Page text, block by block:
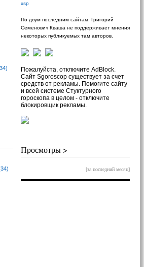
xsp
По двум последним сайтам: Григорий
Семенович Кваша не поддерживает мнения
некоторых публикуемых там авторов.
Пожалуйста, отключите AdBlock.
Сайт Sgoroscop существует за счет
средств от рекламы. Помогите сайту
и всей системе Стуктурного
гороскопа в целом - отключите
блокировщик рекламы.
Просмотры >
[за последний месяц]